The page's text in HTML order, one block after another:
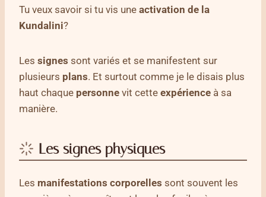
Tu veux savoir si tu vis une activation de la
Kundalini?
Les signes sont variés et se manifestent sur
plusieurs plans. Et surtout comme je le disais plus
haut chaque personne vit cette expérience à sa
manière.
Les signes physiques
Les manifestations corporelles sont souvent les